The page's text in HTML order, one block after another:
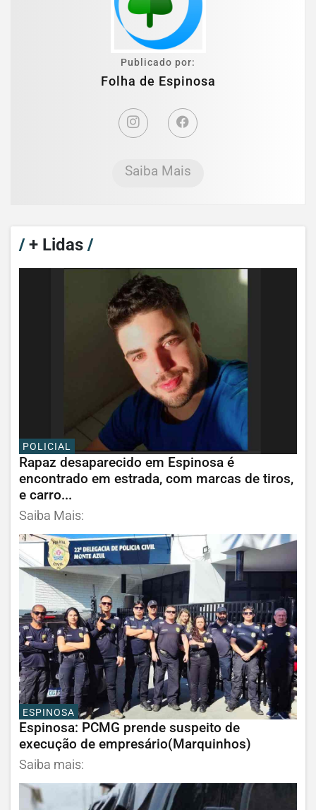
Publicado por:
Folha de Espinosa
Saiba Mais
/+ Lidas /
POLICIAL
Rapaz desaparecido em Espinosa é
encontrado em estrada, com marcas de tiros,
e carro...
Saiba Mais:
ESPINOSA
Espinosa: PCMG prende suspeito de
execução de empresário(Marquinhos)
Saiba mais: